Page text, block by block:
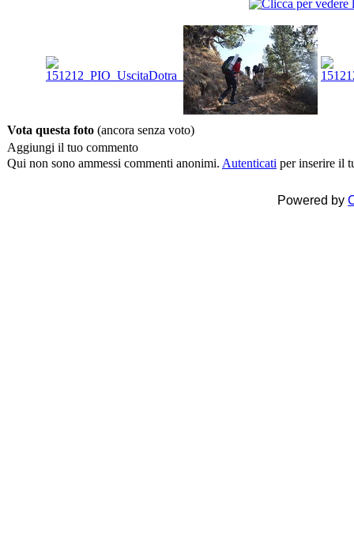
Vota questa foto (ancora senza voto)
Aggiungi il tuo commento
Qui non sono ammessi commenti anonimi. Autenticati per inserire il
Powered by